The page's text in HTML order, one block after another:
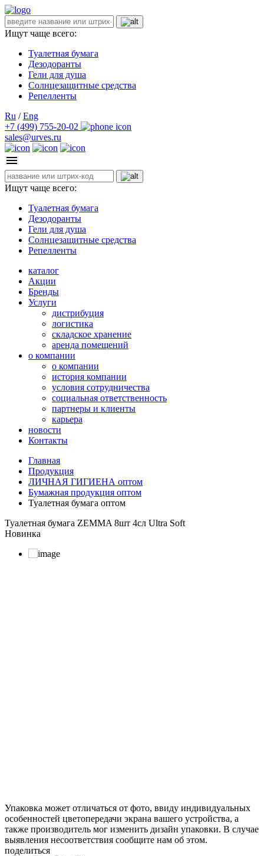
Ищут чаще всего:
Туалетная бумага
Дезодоранты
Гели для душа
Солнцезащитные средства
Репелленты
Ru / Eng
+7 (499) 755-20-02
sales@urves.ru
Ищут чаще всего:
Туалетная бумага
Дезодоранты
Гели для душа
Солнцезащитные средства
Репелленты
каталог
Акции
Бренды
Услуги
дистрибуция
логистика
складское хранение
аренда помещений
о компании
о компании
история компании
условия сотрудничества
социальная ответственность
партнеры и клиенты
карьера
новости
Контакты
Главная
Продукция
ЛИЧНАЯ ГИГИЕНА оптом
Бумажная продукция оптом
Туалетная бумага оптом
Туалетная бумага ZEMMA 8шт 4сл Ultra Soft
Новинка
Упаковка может отличаться от фото, ввиду индивидуальных
особенностей цветопередачи экрана вашего устройства, а
также производитель мог изменить дизайн упаковки. В случае
выявления несоответствия сообщите нам об этом.
поделиться